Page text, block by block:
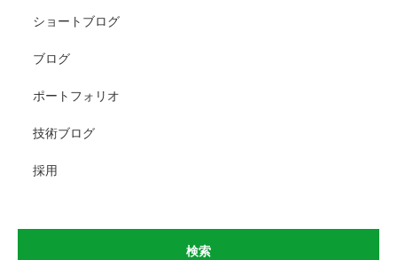
ショートブログ
ブログ
ポートフォリオ
技術ブログ
採用
検索